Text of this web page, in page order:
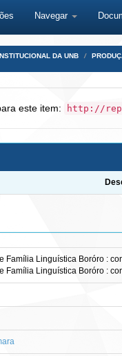
Navegar
DA UNB
este item: http://
Família Linguística Boróro :
Família Linguística Boróro :